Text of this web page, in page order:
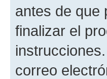
antes de que
finalizar el
correo